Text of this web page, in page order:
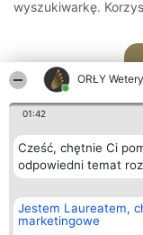
ORŁY
01:42
Cześć, chętnie Ci
odpowiedni temat
Jestem Laureatem,
marketingowe
wyszukiwarkę.
Organizator plebiscytu
Bright Side Solutions sp. z o.
o. sp. k.